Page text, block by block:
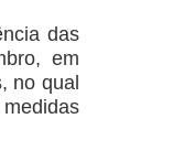
das
em
no qual